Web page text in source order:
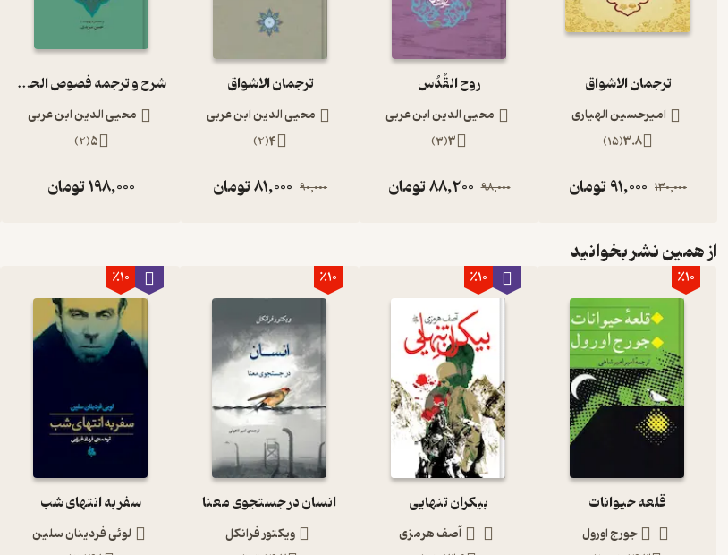
ترجمان الاشواق
امیرحسین الهیاری
3.8
(
15
)
130,000
91,000تومان
روح القُدُس
محیی الدین ابن عربی
3
(
3
)
98,000
88,200تومان
ترجمان الاشواق
محیی الدین ابن عربی
4
(
2
)
90,000
81,000تومان
شرح و ترجمه فصوص الحکم
محیی الدین ابن عربی
5
(
2
)
198,000تومان
از همین نشر بخوانید
٪10
قلعه حیوانات
جورج اورول
٪10
بیکران تنهایی
آصف هرمزی
٪10
انسان در جستجوی معنا
ویکتور فرانکل
٪10
سفر به انتهای شب
لوئی فردینان سلین